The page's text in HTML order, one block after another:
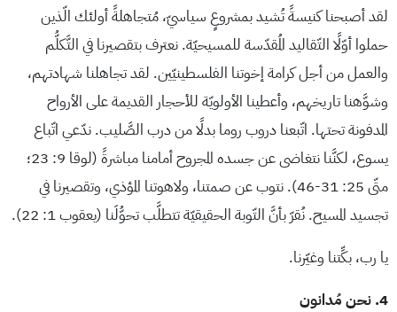
لقد أصبحنا كنيسةً تُشيد بمشروعٍ سياسيّ، مُتجاهلةً أولئك الّذين
حملوا أوّلًا التّقاليد المُقدّسة للمسيحيّة. نعترف بتقصيرنا في التَّكلُّم
والعمل من أجل كرامة إخوتنا الفلسطينيّين. لقد تجاهلنا شهادتهم،
وشوَّهنا تاريخهم، وأعطينا الأولويّة للأحجار القديمة على الأرواح
المدفونة تحتها. اتّبعنا دروب روما بدلًا من درب الصَّليب. ندّعي اتّباع
يسوع، لكنَّنا نتغاضى عن جسده المجروح أمامنا مباشرةً (لوقا 9: ​​23؛
متّى 25: 31-46). نتوب عن صمتنا، ولاهوتنا المؤذي، وتقصيرنا في
تجسيد المسيح. نُقرّ بأنَّ التّوبة الحقيقيّة تتطلَّب تحوُّلَنا (يعقوب 1: 22).
يا رب، بكِّتنا وغيّرنا.
4. نحن مُدانون